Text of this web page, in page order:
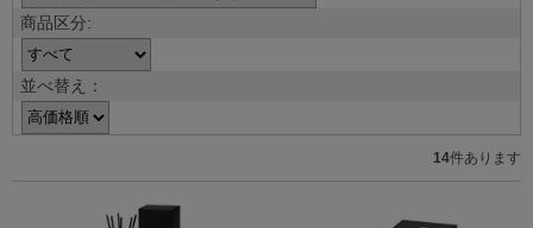
並べ替え：
14件あります